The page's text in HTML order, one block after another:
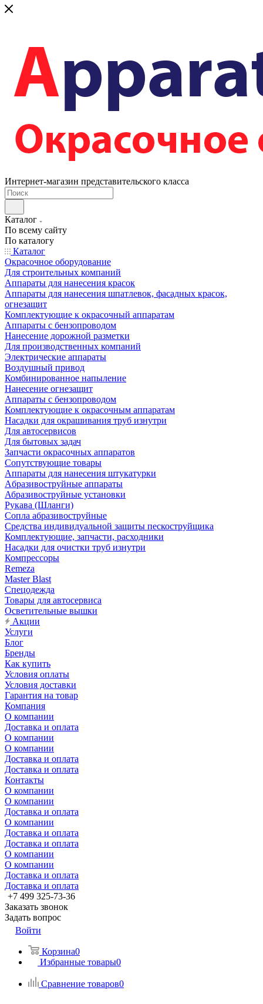
Интернет-магазин представительского класса
Каталог
По всему сайту
По каталогу
Каталог
Окрасочное оборудование
Для строительных компаний
Аппараты для нанесения красок
Аппараты для нанесения шпатлевок, фасадных красок,
огнезащит
Комплектующие к окрасочный аппаратам
Аппараты с бензопроводом
Нанесение дорожной разметки
Для производственных компаний
Электрические аппараты
Воздушный привод
Комбинированное напыление
Нанесение огнезащит
Аппараты с бензопроводом
Комплектующие к окрасочным аппаратам
Насадки для окрашивания труб изнутри
Для автосервисов
Для бытовых задач
Запчасти окрасочных аппаратов
Сопутствующие товары
Аппараты для нанесения штукатурки
Aбразивоструйные аппараты
Абразивоструйные установки
Рукава (Шланги)
Сопла абразивоструйные
Средства индивидуальной защиты пескоструйщика
Комплектующие, запчасти, расходники
Насадки для очистки труб изнутри
Компрессоры
Remeza
Master Blast
Спецодежда
Товары для автосервиса
Осветительные вышки
Акции
Услуги
Блог
Бренды
Как купить
Условия оплаты
Условия доставки
Гарантия на товар
Компания
О компании
Доставка и оплата
О компании
О компании
Доставка и оплата
Доставка и оплата
Контакты
О компании
О компании
Доставка и оплата
О компании
Доставка и оплата
Доставка и оплата
О компании
О компании
Доставка и оплата
Доставка и оплата
+7 499 325-73-36
Заказать звонок
Задать вопрос
Войти
Корзина0
Избранные товары0
Сравнение товаров0